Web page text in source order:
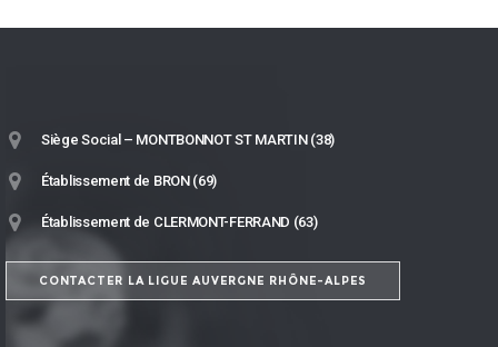
Siège Social – MONTBONNOT ST MARTIN (38)
Établissement de BRON (69)
Établissement de CLERMONT-FERRAND (63)
CONTACTER LA LIGUE AUVERGNE RHÔNE-ALPES